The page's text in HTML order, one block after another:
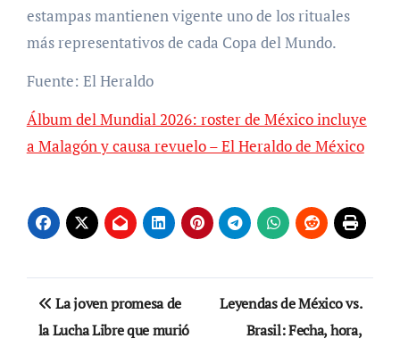
estampas mantienen vigente uno de los rituales
más representativos de cada Copa del Mundo.
Fuente: El Heraldo
Álbum del Mundial 2026: roster de México incluye
a Malagón y causa revuelo – El Heraldo de México
Navegación
de
La joven promesa de
la Lucha Libre que murió
Leyendas de México vs.
Brasil: Fecha, hora,